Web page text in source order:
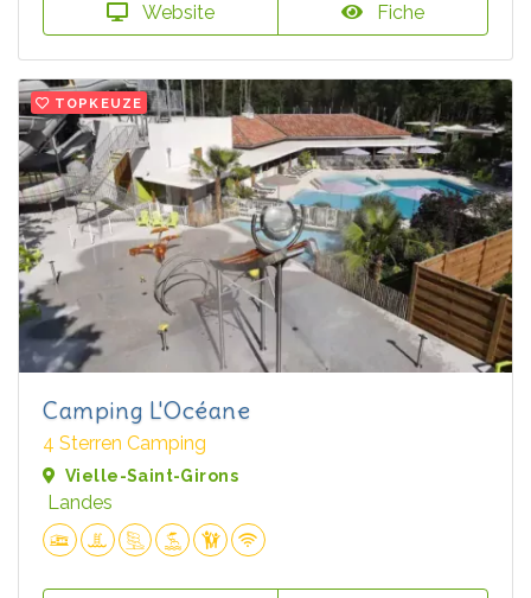
Website Fiche
TOPKEUZE
Camping L'Océane
4 Sterren Camping
Vielle-Saint-Girons
Landes